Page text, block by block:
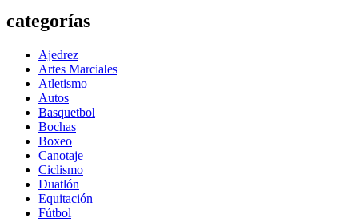
categorías
Ajedrez
Artes Marciales
Atletismo
Autos
Basquetbol
Bochas
Boxeo
Canotaje
Ciclismo
Duatlón
Equitación
Fútbol